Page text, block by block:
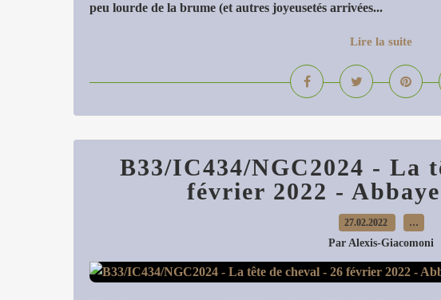
peu lourde de la brume (et autres joyeusetés arrivées...
Lire la suite
B33/IC434/NGC2024 - La
février 2022 -
27.02.2022 …
Par Alexis-Giacomoni